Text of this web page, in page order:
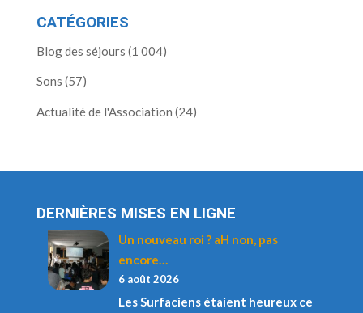
CATÉGORIES
Blog des séjours (1 004)
Sons (57)
Actualité de l'Association (24)
DERNIÈRES MISES EN LIGNE
Un nouveau roi ? aH non, pas
encore…
6 août 2026
Les Surfaciens étaient heureux ce